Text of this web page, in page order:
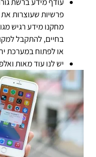
פרשיות שעוצרות
מחקנו מידע רגיש
בחיים, להתקבל
או לפתוח במערכת
יש לנו עוד מאות